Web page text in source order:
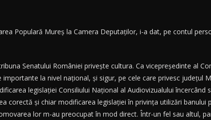
Populară Mureș la Camera Deputaților, i-a dat, pe contul
Senatului României privește cultura. Ca vicepreședinte al
la nivel național, și sigur, pe cele care privesc județul
legislației Consiliului Național al Audiovizualului
corectă și chiar modificarea legislației în privința utilizări banului
lor m-au preocupat în mod direct. Într-un fel sau altul,